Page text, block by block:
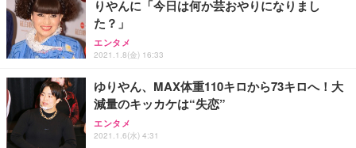
ANDWINT オフィスチェア デスクチェア 肘なし メ
ッシュ 通気性 ランバーサポート付き 腰サポート ガ
ス圧無段階昇降 360度回転 キャスター付き コンパク
ト 幅52×奥行58.5×高さ84～96cm テレワーク 在宅
￥4,139
【MiniLED/24.5inch/280Hz/FHD】GRAPHT THE S
HOOTER Gaming Monitor 24” Essential ゲーミン
グモニター QD 24.5インチ 1ms FHD 量子ドット 残
像低減 (3年保証 | 輝点保証 | 日本メーカー)
￥34,980
アイリスオーヤマ ペットシーツ 超厚型 お徳用 レギ
ュラー 200枚入【Amazon.co.jp限定】
￥3,731
りやんに「今日は何か芸おやりになりまし
た？」
エンタメ
2021.1.8(金) 16:33
ゆりやん、MAX体重110キロから73キロへ！大
減量のキッカケは“失恋”
エンタメ
2021.1.6(水) 4:31